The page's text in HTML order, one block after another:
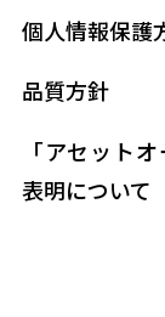
個人情報保護
品質方針
「アセット
表明について